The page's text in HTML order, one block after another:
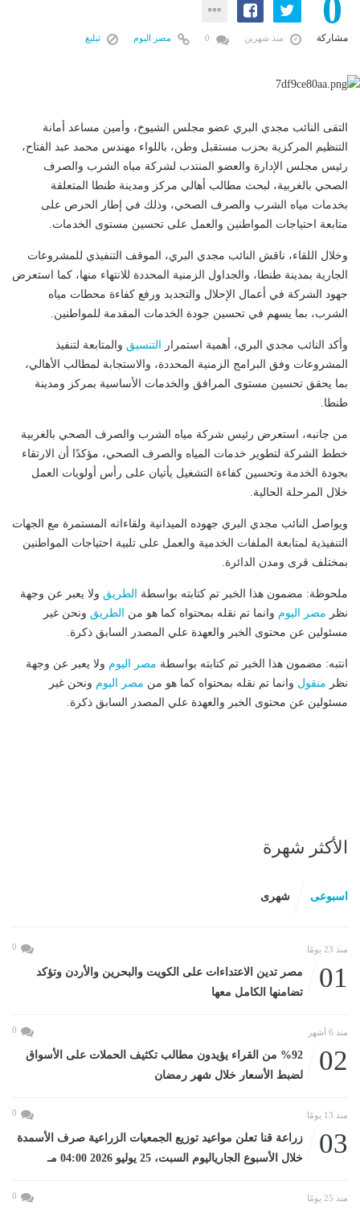
0
مشاركة منذ شهرين مصر اليوم تبليغ
التقى النائب مجدي البري عضو مجلس الشيوخ، وأمين مساعد أمانة
التنظيم المركزية بحزب مستقبل وطن، باللواء مهندس محمد عبد الفتاح،
رئيس مجلس الإدارة والعضو المنتدب لشركة مياه الشرب والصرف
الصحي بالغربية، لبحث مطالب أهالي مركز ومدينة طنطا المتعلقة
بخدمات مياه الشرب والصرف الصحي، وذلك في إطار الحرص على
متابعة احتياجات المواطنين والعمل على تحسين مستوى الخدمات.
وخلال اللقاء، ناقش النائب مجدي البري، الموقف التنفيذي للمشروعات
الجارية بمدينة طنطا، والجداول الزمنية المحددة للانتهاء منها، كما استعرض
جهود الشركة في أعمال الإحلال والتجديد ورفع كفاءة محطات مياه
الشرب، بما يسهم في تحسين جودة الخدمات المقدمة للمواطنين.
وأكد النائب مجدي البري، أهمية استمرار التنسيق والمتابعة لتنفيذ
المشروعات وفق البرامج الزمنية المحددة، والاستجابة لمطالب الأهالي،
بما يحقق تحسين مستوى المرافق والخدمات الأساسية بمركز ومدينة
طنطا.
من جانبه، استعرض رئيس شركة مياه الشرب والصرف الصحي بالغربية
خطط الشركة لتطوير خدمات المياه والصرف الصحي، مؤكدًا أن الارتقاء
بجودة الخدمة وتحسين كفاءة التشغيل يأتيان على رأس أولويات العمل
خلال المرحلة الحالية.
ويواصل النائب مجدي البري جهوده الميدانية ولقاءاته المستمرة مع الجهات
التنفيذية لمتابعة الملفات الخدمية والعمل على تلبية احتياجات المواطنين
بمختلف قرى ومدن الدائرة.
ملحوظة: مضمون هذا الخبر تم كتابته بواسطة الطريق ولا يعبر عن وجهة
نظر مصر اليوم وانما تم نقله بمحتواه كما هو من الطريق ونحن غير
مسئولين عن محتوى الخبر والعهدة علي المصدر السابق ذكرة.
انتبه: مضمون هذا الخبر تم كتابته بواسطة مصر اليوم ولا يعبر عن وجهة
نظر منقول وانما تم نقله بمحتواه كما هو من مصر اليوم ونحن غير
مسئولين عن محتوى الخبر والعهدة علي المصدر السابق ذكرة.
الأكثر شهرة
اسبوعى شهرى
منذ 23 يومًا 0
01
مصر تدين الاعتداءات على الكويت والبحرين والأردن وتؤكد
تضامنها الكامل معها
منذ 6 أشهر 0
02
%92 من القراء يؤيدون مطالب تكثيف الحملات على الأسواق
لضبط الأسعار خلال شهر رمضان
منذ 13 يومًا 0
03
زراعة قنا تعلن مواعيد توزيع الجمعيات الزراعية صرف الأسمدة
خلال الأسبوع الجارياليوم السبت، 25 يوليو 2026 04:00 مـ
منذ 25 يومًا 0